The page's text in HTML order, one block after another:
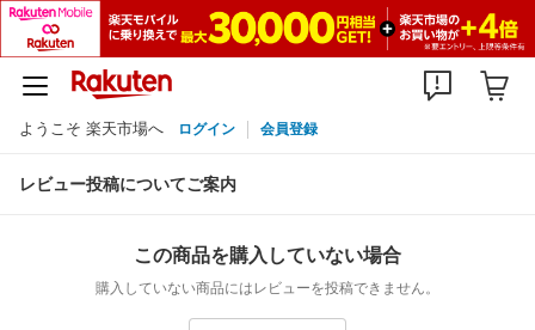
ようこそ 楽天市場へ ログイン 会員登録
レビュー投稿についてご案内
この商品を購入していない場合
購入していない商品にはレビューを投稿できません。